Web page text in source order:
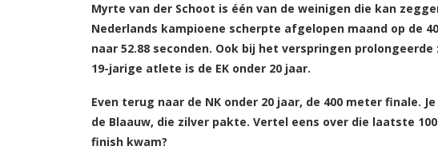
Myrte van der Schoot is één van de weinigen die kan
Nederlands kampioene scherpte afgelopen maand op de
naar 52.88 seconden. Ook bij het verspringen
19-jarige atlete is de EK onder 20 jaar.
Even terug naar de NK onder 20 jaar, de 400 meter finale.
de Blaauw, die zilver pakte. Vertel eens over die laatste
finish kwam?